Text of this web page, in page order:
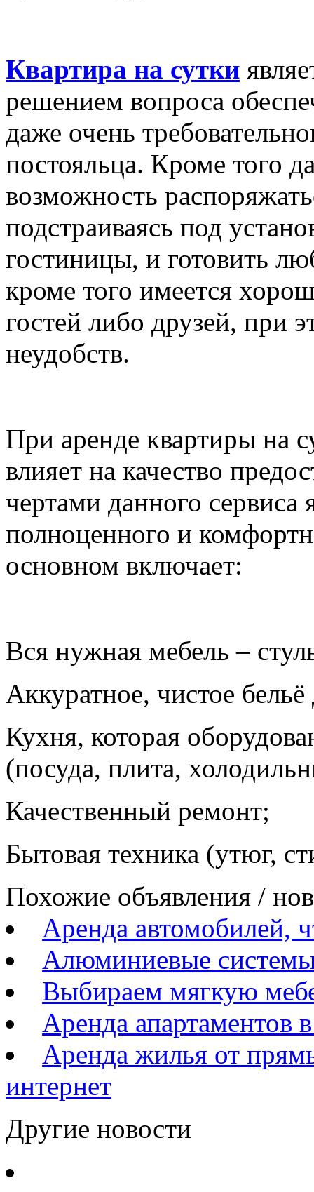
Квартира на сутки
решением вопроса
даже очень
постояльца. Кроме того
возможность
подстраиваясь под
гостиницы, и готовить
кроме того имеется
гостей либо друзей, при
неудобств.
При аренде квартиры на
влияет на качество
чертами данного сервиса
полноценного и
основном включает:
Вся нужная мебель –
Аккуратное, чистое
Кухня, которая
(посуда, плита,
Качественный ремонт;
Бытовая техника (утюг,
Похожие объявления /
Аренда автомобилей,
Алюминиевые системы
Выбираем мягкую
Аренда апартаментов
Аренда жилья от
интернет
Другие новости